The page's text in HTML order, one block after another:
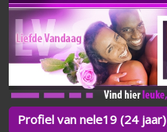
Profiel van nele19 (24